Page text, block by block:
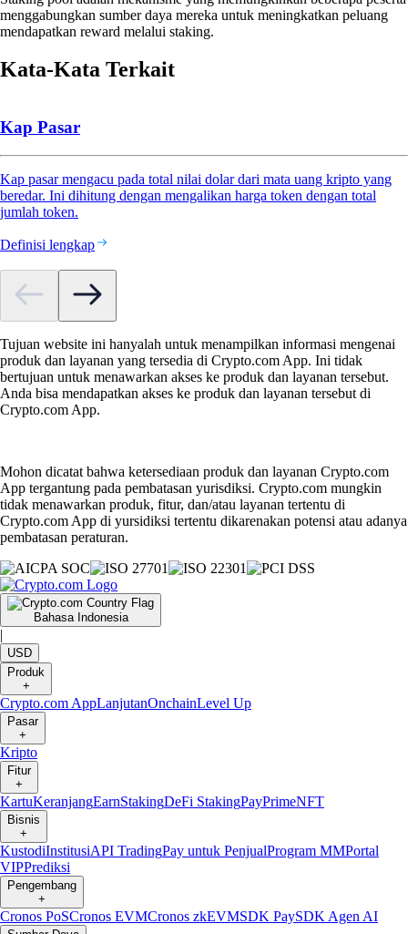
menggabungkan sumber daya mereka untuk meningkatkan peluang
mendapatkan reward melalui staking.
Kata-Kata Terkait
Kap Pasar
Kap pasar mengacu pada total nilai dolar dari mata uang kripto yang
beredar. Ini dihitung dengan mengalikan harga token dengan total
jumlah token.
Definisi lengkap
Tujuan website ini hanyalah untuk menampilkan informasi mengenai
produk dan layanan yang tersedia di Crypto.com App. Ini tidak
bertujuan untuk menawarkan akses ke produk dan layanan tersebut.
Anda bisa mendapatkan akses ke produk dan layanan tersebut di
Crypto.com App.
Mohon dicatat bahwa ketersediaan produk dan layanan Crypto.com
App tergantung pada pembatasan yurisdiksi. Crypto.com mungkin
tidak menawarkan produk, fitur, dan/atau layanan tertentu di
Crypto.com App di yursidiksi tertentu dikarenakan potensi atau adanya
pembatasan peraturan.
Bahasa Indonesia
|
USD
Produk
+
Crypto.com AppLanjutanOnchainLevel Up
Pasar
+
Kripto
Fitur
+
KartuKeranjangEarnStakingDeFi StakingPayPrimeNFT
Bisnis
+
KustodiInstitusiAPI TradingPay untuk PenjualProgram MMPortal
VIPPrediksi
Pengembang
+
Cronos PoSCronos EVMCronos zkEVMSDK PaySDK Agen AI